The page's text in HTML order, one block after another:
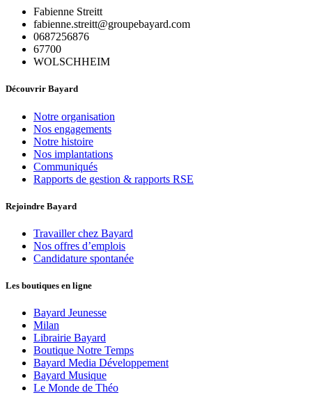
Fabienne Streitt
fabienne.streitt@groupebayard.com
0687256876
67700
WOLSCHHEIM
Découvrir Bayard
Notre organisation
Nos engagements
Notre histoire
Nos implantations
Communiqués
Rapports de gestion & rapports RSE
Rejoindre Bayard
Travailler chez Bayard
Nos offres d’emplois
Candidature spontanée
Les boutiques en ligne
Bayard Jeunesse
Milan
Librairie Bayard
Boutique Notre Temps
Bayard Media Développement
Bayard Musique
Le Monde de Théo